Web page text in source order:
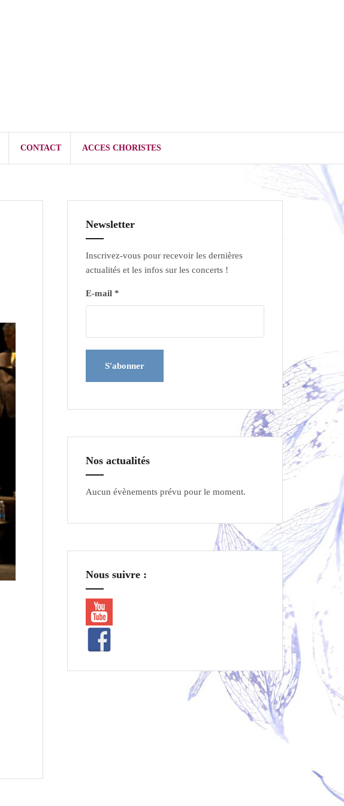
CONTACT ACCES CHORISTES
Newsletter
Inscrivez-vous pour recevoir les dernières
actualités et les infos sur les concerts !
E-mail *
Nos actualités
Aucun évènements prévu pour le moment.
Nous suivre :